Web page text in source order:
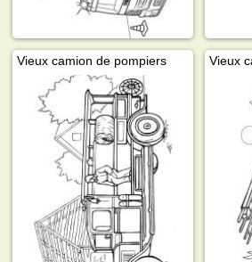
Vieux camion de pompiers